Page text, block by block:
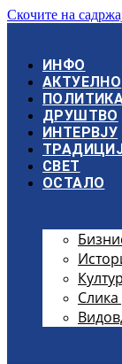
Скочите на
ИНФО
АКТУЕЛНО
ДРУШТВО
ИНТЕРВЈУ
СВЕТ
ОСТАЛО